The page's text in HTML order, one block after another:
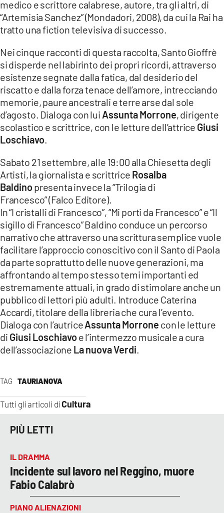
TAG TAURIANOVA
Tutti gli articoli diCultura
medico e scrittore calabrese, autore, tra gli altri, di
“Artemisia Sanchez” (Mondadori, 2008), da cui la Rai ha
tratto una fiction televisiva di successo.
Nei cinque racconti di questa raccolta, Santo Gioffrè
si disperde nel labirinto dei propri ricordi, attraverso
esistenze segnate dalla fatica, dal desiderio del
riscatto e dalla forza tenace dell’amore, intrecciando
memorie, paure ancestrali e terre arse dal sole
d’agosto. Dialoga con lui Assunta Morrone, dirigente
scolastico e scrittrice, con le letture dell’attrice Giusi
Loschiavo
Sabato 21 settembre, alle 19:00 alla Chiesetta degli
Artisti, la giornalista e scrittrice Rosalba
Baldinopresenta invece la “Trilogia di
Francesco” (Falco Editore).
In “I cristalli di Francesco”, “Mi porti da Francesco” e “Il
sigillo di Francesco” Baldino conduce un percorso
narrativo che attraverso una scrittura semplice vuole
facilitare l’approccio conoscitivo con il Santo di Paola
da parte soprattutto delle nuove generazioni, ma
affrontando al tempo stesso temi importanti ed
estremamente attuali, in grado di stimolare anche un
pubblico di lettori più adulti. Introduce Caterina
Accardi, titolare della libreria che cura l’evento.
Dialoga con l’autriceAssunta Morrone con le letture
di Giusi Loschiavoe l’intermezzo musicale a cura
dell’associazione La nuova Verdi
PIÙ LETTI
IL DRAMMA
Incidente sul lavoro nel Reggino, muore
Fabio Calabrò
PIANO ALIENAZIONI